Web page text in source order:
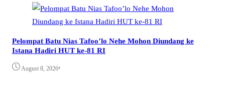
Pelompat Batu Nias Tafoo’lo Nehe Mohon Diundang ke
Istana Hadiri HUT ke-81 RI
August 8, 2026•